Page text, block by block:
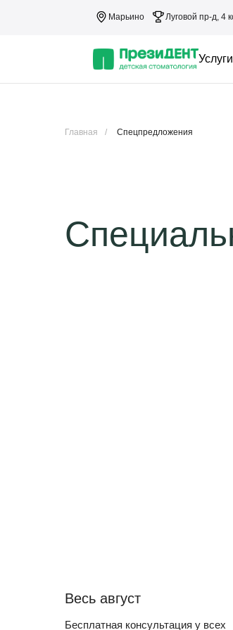
Марьино Луговой пр-д, 4
Услуги
Главная / Спецпредложения
Весь август
Бесплатная консультация у всех